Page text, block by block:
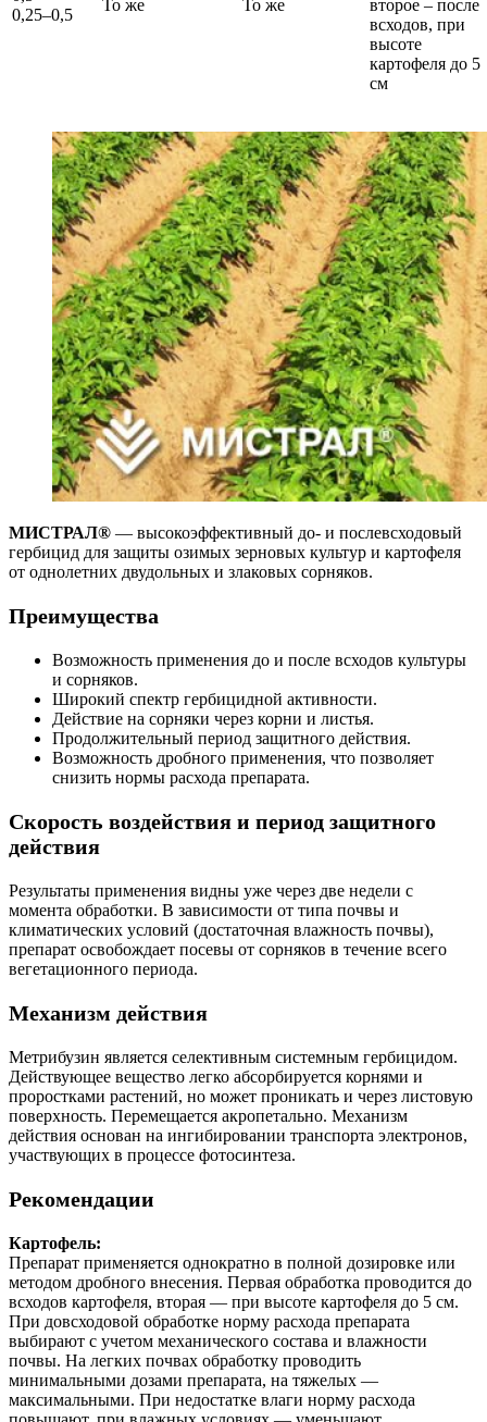
0,25–0,5
То же То же
второе – после
всходов, при
высоте
картофеля до 5
см
МИСТРАЛ® — высокоэффективный до- и послевсходовый
гербицид для защиты озимых зерновых культур и картофеля
от однолетних двудольных и злаковых сорняков.
Преимущества
Возможность применения до и после всходов культуры
и сорняков.
Широкий спектр гербицидной активности.
Действие на сорняки через корни и листья.
Продолжительный период защитного действия.
Возможность дробного применения, что позволяет
снизить нормы расхода препарата.
Скорость воздействия и период защитного
действия
Результаты применения видны уже через две недели с
момента обработки. В зависимости от типа почвы и
климатических условий (достаточная влажность почвы),
препарат освобождает посевы от сорняков в течение всего
вегетационного периода.
Механизм действия
Метрибузин является селективным системным гербицидом.
Действующее вещество легко абсорбируется корнями и
проростками растений, но может проникать и через листовую
поверхность. Перемещается акропетально. Механизм
действия основан на ингибировании транспорта электронов,
участвующих в процессе фотосинтеза.
Рекомендации
Картофель:
Препарат применяется однократно в полной дозировке или
методом дробного внесения. Первая обработка проводится до
всходов картофеля, вторая — при высоте картофеля до 5 см.
При довсходовой обработке норму расхода препарата
выбирают с учетом механического состава и влажности
почвы. На легких почвах обработку проводить
минимальными дозами препарата, на тяжелых —
максимальными. При недостатке влаги норму расхода